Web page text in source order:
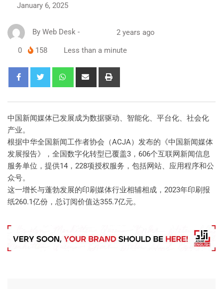
January 6, 2025
By Web Desk - 2 years ago
0 158 Less than a minute
中国新闻媒体已发展成为数据驱动、智能化、平台化、社会化
产业。
根据中华全国新闻工作者协会（ACJA）发布的《中国新闻媒体
发展报告》，全国数字化转型已覆盖3，606个互联网新闻信息
服务单位，提供14，228项授权服务，包括网站、应用程序和公
众号。
这一增长与蓬勃发展的印刷媒体行业相辅相成，2023年印刷报
纸260.1亿份，总订阅价值达355.7亿元。